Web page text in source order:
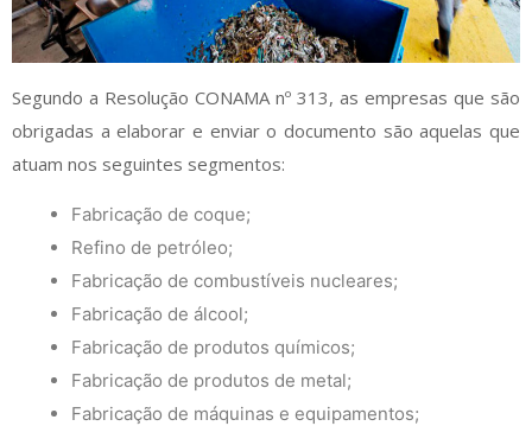
Segundo a Resolução CONAMA nº 313, as empresas que são
obrigadas a elaborar e enviar o documento são aquelas que
atuam nos seguintes segmentos:
Fabricação de coque;
Refino de petróleo;
Fabricação de combustíveis nucleares;
Fabricação de álcool;
Fabricação de produtos químicos;
Fabricação de produtos de metal;
Fabricação de máquinas e equipamentos;